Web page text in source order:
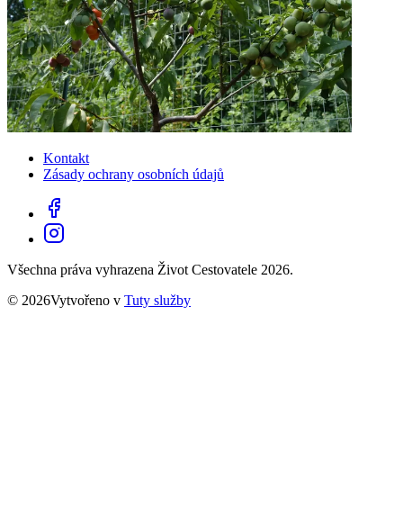
Kontakt
Zásady ochrany osobních údajů
Všechna práva vyhrazena Život Cestovatele 2026.
© 2026Vytvořeno v Tuty služby